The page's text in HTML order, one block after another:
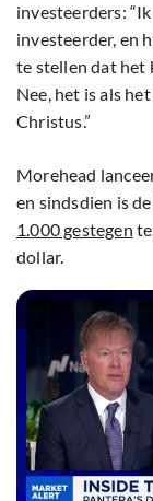
investeerders:
investeerder, en
te stellen dat het
Nee, het is als
Christus.”
Morehead
en sindsdien is
1.000 gestegen
dollar.